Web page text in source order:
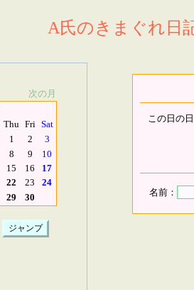
A氏のきまぐれ日
次の月
Thu Fri Sat
1
2
3
8 9
10
15 16
17
22 23
24
29 30
この日の
名前：